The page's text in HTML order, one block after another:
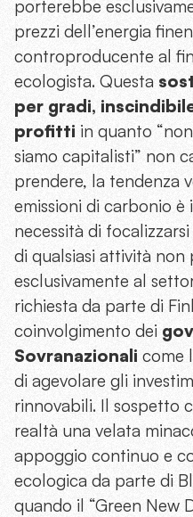
porterebbe
prezzi dell’energia
controproducente al
ecologista. Questa
per gradi,
profitti in quanto
siamo capitalisti” non
prendere, la tendenza
emissioni di carbonio è
necessità di
di qualsiasi attività non
esclusivamente al
richiesta da parte di
coinvolgimento dei
Sovranazionali come
di agevolare gli
rinnovabili. Il sospetto
realtà una velata
appoggio continuo e
ecologica da parte di
quando il “Green New